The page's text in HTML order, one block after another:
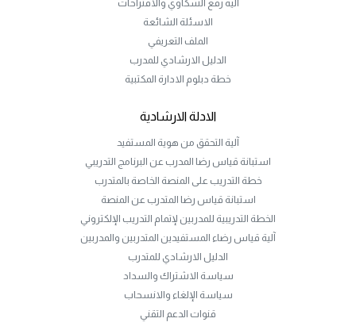
آلية رفع الشكاوي والاقتراحات
الاسئلة الشائعة
الملف التعريفي
الدليل الارشادي للمدرب
خطة دبلوم الادارة المكتبية
الادلة الارشادية
آلية التحقق من هوية المستفيد
استبانة قياس رضا المدرب عن البرنامج التدريبي
خطة التدريب على المنصة الخاصة بالمتدرب
استبانة قياس رضا المتدرب عن المنصة
الخطة التدريبية للمدربين لإتمام التدريب الإلكتروني
آلية قياس رضاء المستفيدين المتدربين والمدربين
الدليل الارشادي للمتدرب
سياسة الاشتراك والسداد
سياسة الإلغاء والانسحاب
قنوات الدعم التقني